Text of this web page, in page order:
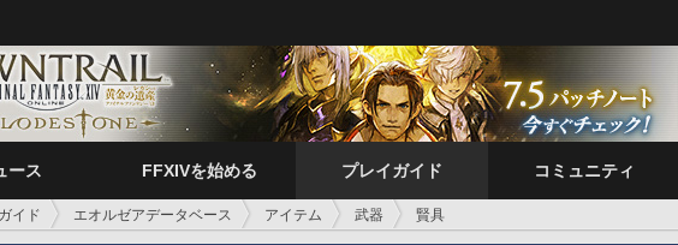
ース FFXIVを始める プレイガイド コミュニティ
イド エオルゼアデータベース アイテム 武器 賢具